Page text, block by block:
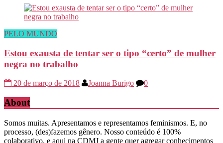
PELO MUNDO
Estou exausta de tentar ser o tipo “certo” de mulher
negra no trabalho
20 de março de 2018 Joanna Burigo 0
About
Somos muitas. Apresentamos e representamos feminismos. E, no
processo, (des)fazemos gênero. Nosso conteúdo é 100%
colaborativo, e aqui na CDMJ a gente quer agregar conhecimentos